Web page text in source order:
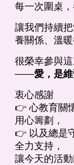
每一次圍桌，
讓我們持續
養關係、溫暖
很榮幸參與
——愛，是
衷心感謝
👉 心教育關
用心籌劃，
👉 以及總是
全力支持，
讓今天的活